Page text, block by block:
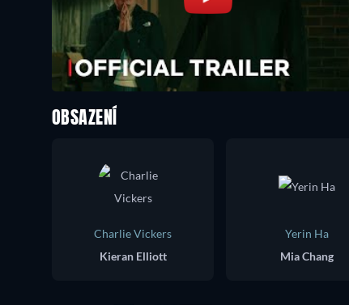
OBSAZENÍ
Charlie Vickers
Kieran Elliott
Yerin Ha
Mia Chang